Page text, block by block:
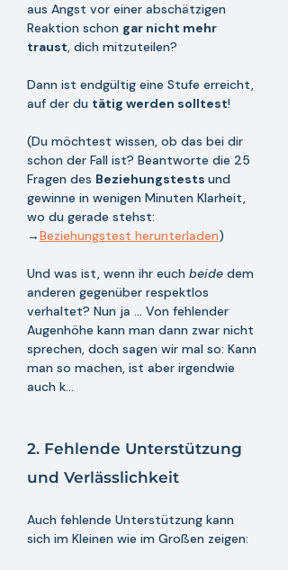
aus Angst vor einer abschätzigen
Reaktion schon gar nicht mehr
traust, dich mitzuteilen?
Dann ist endgültig eine Stufe erreicht,
auf der du tätig werden solltest!
(Du möchtest wissen, ob das bei dir
schon der Fall ist? Beantworte die 25
Fragen des Beziehungstests und
gewinne in wenigen Minuten Klarheit,
wo du gerade stehst:
→Beziehungstest herunterladen)
Und was ist, wenn ihr euch beide dem
anderen gegenüber respektlos
verhaltet? Nun ja ... Von fehlender
Augenhöhe kann man dann zwar nicht
sprechen, doch sagen wir mal so: Kann
man so machen, ist aber irgendwie
auch k...
2. Fehlende Unterstützung
und Verlässlichkeit
Auch fehlende Unterstützung kann
sich im Kleinen wie im Großen zeigen: